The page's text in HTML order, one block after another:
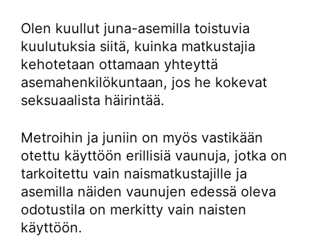
Olen kuullut juna-asemilla toistuvia
kuulutuksia siitä, kuinka matkustajia
kehotetaan ottamaan yhteyttä
asemahenkilökuntaan, jos he kokevat
seksuaalista häirintää.
Metroihin ja juniin on myös vastikään
otettu käyttöön erillisiä vaunuja, jotka on
tarkoitettu vain naismatkustajille ja
asemilla näiden vaunujen edessä oleva
odotustila on merkitty vain naisten
käyttöön.